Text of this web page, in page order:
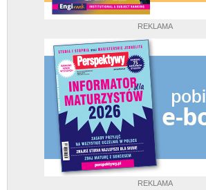
REKLAMA
REKLAMA